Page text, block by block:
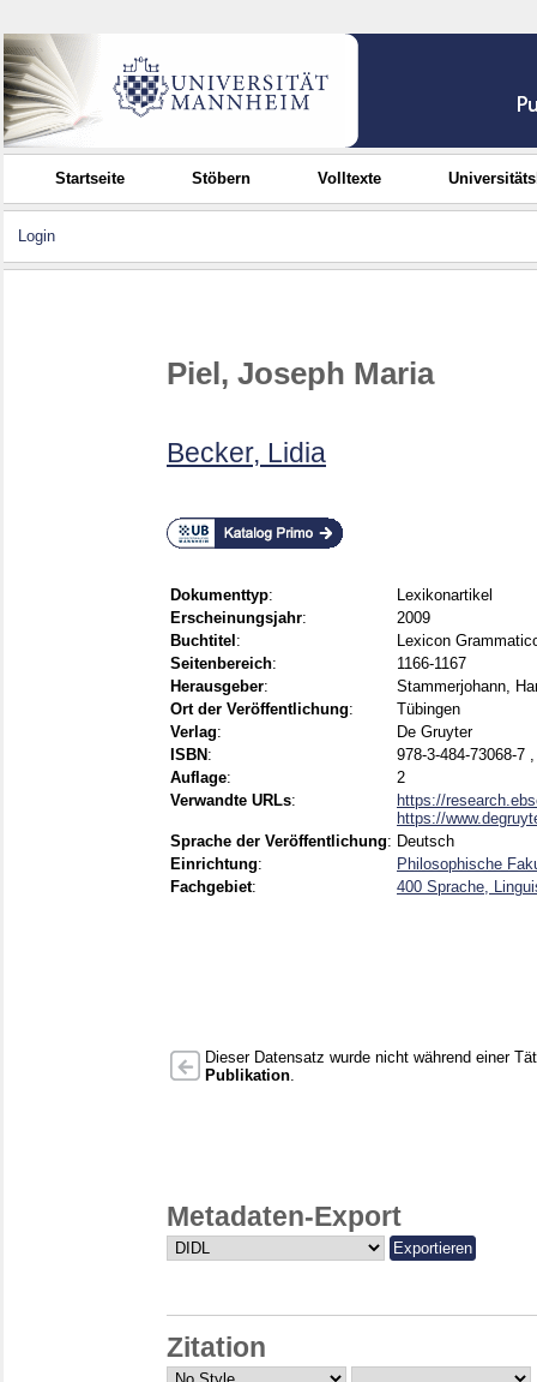
Startseite Stöbern Volltexte
Login
Piel, Joseph Maria
Becker, Lidia
Dokumenttyp:
Lexikonartikel
Erscheinungsjahr:
2009
Buchtitel :
Lexicon
Seitenbereich:
1166-1167
Herausgeber:
Stammerjohann,
Ort der Veröffentlichung:
Tübingen
Verlag:
De Gruyter
ISBN :
978-3-484-73068-7
Auflage:
2
Verwandte URLs:
https://
https://
Sprache der Veröffentlichung: Deutsch
Einrichtung:
Philosophische
Fachgebiet: 400 Sprache,
Dieser Datensatz wurde nicht während einer
Publikation
Metadaten-Export
Zitation